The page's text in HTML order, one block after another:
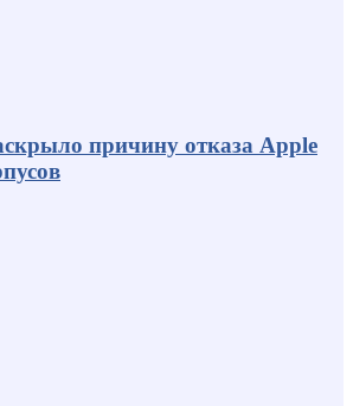
причину отказа Apple